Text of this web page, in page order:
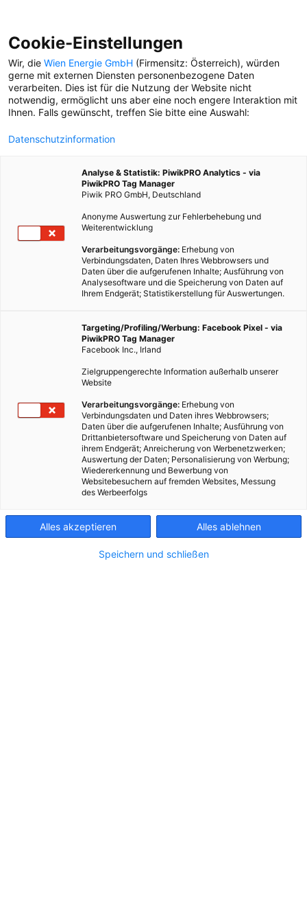
Impressum und Offenlegung gem. §§ 24,
25 MedienG für Besser Stadtleben und
besser-stadtleben.at
Die Langversion ist hier abrufbar.
Medieninhaber, Redaktion und Herausgeber:
Wien Energie GmbH(Thomas-Klestil-Platz 14,
1030 Wien), Wien Energie Vertrieb GmbH & Co
KG (Thomas-Klestil-Platz 14, 1030 Wien),
Wiener Netze GmbH(Erdbergstraße 236, 1110
Wiener Linien GmbH & Co KG
(Erdbergstraße 202, 1030 Wien),Wiener
Lokalbahnen GmbH(Purkytgasse 1B, 1230
Klestil-Platz 13, 1030 Wien),Bestattung und
Friedhöfe GmbH(Simmeringer Hauptstraße
339, 1110 Wien)
Projektleitung:
Chefredaktion:
Camilla Nägele, Manuela Gutenbrunner, Kathrin
Redaktionsteam:Paul Himmelfreundpointner,
Michael Horak
Verleger und Hersteller:
1020 Wien; Sandra Jungmann
Cookie-Einstellungen
Wir, die Wien Energie GmbH (Firmensitz: Österreich), würden
gerne mit externen Diensten personenbezogene Daten
verarbeiten. Dies ist für die Nutzung der Website nicht
notwendig, ermöglicht uns aber eine noch engere Interaktion mit
Ihnen. Falls gewünscht, treffen Sie bitte eine Auswahl:
Datenschutzinformation
Analyse & Statistik: PiwikPRO Analytics - via
PiwikPRO Tag Manager
Piwik PRO GmbH, Deutschland
Anonyme Auswertung zur Fehlerbehebung und
Weiterentwicklung
Verarbeitungsvorgänge: Erhebung von
Verbindungsdaten, Daten Ihres Webbrowsers und
Daten über die aufgerufenen Inhalte; Ausführung von
Analysesoftware und die Speicherung von Daten auf
Ihrem Endgerät; Statistikerstellung für Auswertungen.
Targeting/Profiling/Werbung: Facebook Pixel - via
PiwikPRO Tag Manager
Facebook Inc., Irland
Zielgruppengerechte Information außerhalb unserer
Website
Verarbeitungsvorgänge: Erhebung von
Verbindungsdaten und Daten ihres Webbrowsers;
Daten über die aufgerufenen Inhalte; Ausführung von
Drittanbietersoftware und Speicherung von Daten auf
ihrem Endgerät; Anreicherung von Werbenetzwerken;
Auswertung der Daten; Personalisierung von Werbung;
Wiedererkennung und Bewerbung von
Websitebesuchern auf fremden Websites, Messung
des Werbeerfolgs
Alles akzeptieren Alles ablehnen
Speichern und schließen